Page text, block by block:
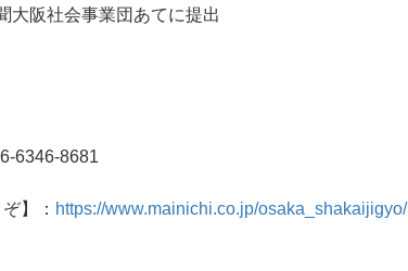
阪社会事業団あてに提出
6346-8681
】： https://www.mainichi.co.jp/osaka_shakaijigyo/